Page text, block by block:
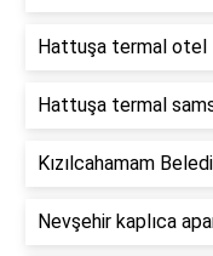
Hattuşa termal otel
Hattuşa termal
Kızılcahamam
Nevşehir kaplıca